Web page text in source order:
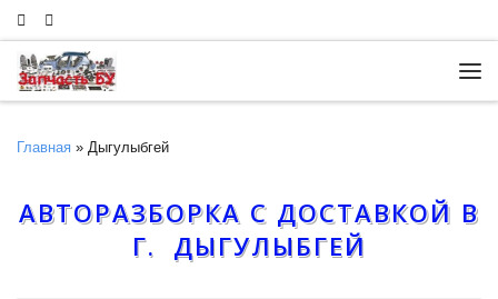
Skip to content
Главная » Дыгулыбгей
АВТОРАЗБОРКА С ДОСТАВКОЙ В
Г. ДЫГУЛЫБГЕЙ